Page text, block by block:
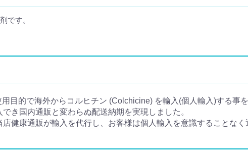
です。
目的で海外からコルヒチン (Colchicine) を輸入(個人輸入)する事を
き国内通販と変わらぬ配送納期を実現しました。
健康通販が輸入を代行し、お客様は個人輸入を意識することなく